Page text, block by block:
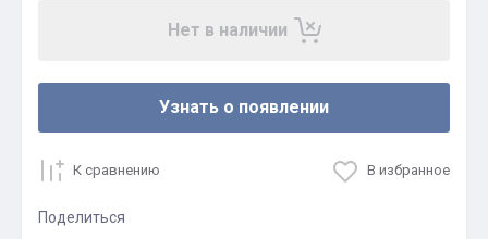
Нет в наличии
Узнать о появлении
К сравнению В избранное
Поделиться